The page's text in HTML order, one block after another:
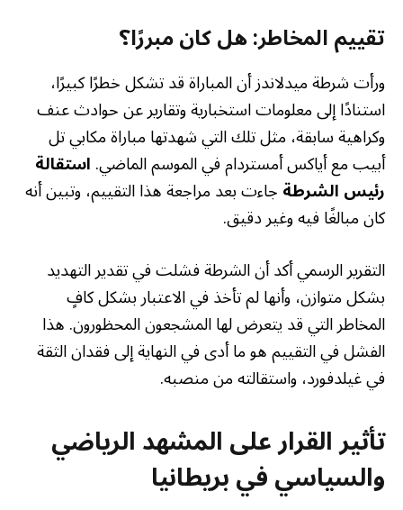
تقييم المخاطر: هل كان مبررًا؟
ورأت شرطة ميدلاندز أن المباراة قد تشكل خطرًا كبيرًا،
استنادًا إلى معلومات استخبارية وتقارير عن حوادث عنف
وكراهية سابقة، مثل تلك التي شهدتها مباراة مكابي تل
أبيب مع أياكس أمستردام في الموسم الماضي.استقالة
رئيس الشرطةجاءت بعد مراجعة هذا التقييم، وتبين أنه
كان مبالغًا فيه وغير دقيق.
التقرير الرسمي أكد أن الشرطة فشلت في تقدير التهديد
بشكل متوازن، وأنها لم تأخذ في الاعتبار بشكل كافٍ
المخاطر التي قد يتعرض لها المشجعون المحظورون. هذا
الفشل في التقييم هو ما أدى في النهاية إلى فقدان الثقة
في غيلدفورد، واستقالته من منصبه.
تأثير القرار على المشهد الرياضي
والسياسي في بريطانيا